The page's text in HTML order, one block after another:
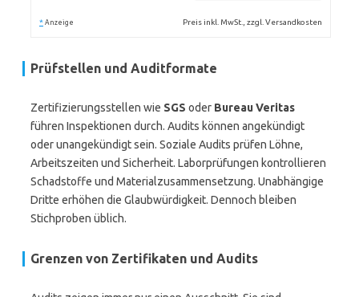
* Anzeige Preis inkl. MwSt., zzgl. Versandkosten
Prüfstellen und Auditformate
Zertifizierungsstellen wie SGS oder Bureau Veritas
führen Inspektionen durch. Audits können angekündigt
oder unangekündigt sein. Soziale Audits prüfen Löhne,
Arbeitszeiten und Sicherheit. Laborprüfungen kontrollieren
Schadstoffe und Materialzusammensetzung. Unabhängige
Dritte erhöhen die Glaubwürdigkeit. Dennoch bleiben
Stichproben üblich.
Grenzen von Zertifikaten und Audits